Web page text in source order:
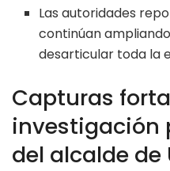
Las autoridades
continúan
desarticular toda la
Capturas
investigación
del alcalde de